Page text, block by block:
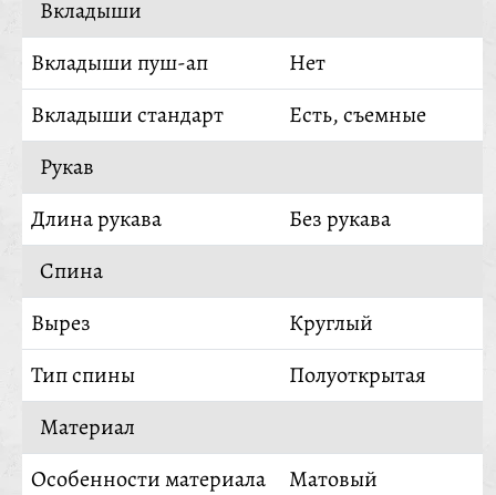
Вкладыши
Вкладыши пуш-ап
Нет
Вкладыши стандарт
Есть, съемные
Рукав
Длина рукава
Без рукава
Спина
Вырез
Круглый
Тип спины
Полуоткрытая
Материал
Особенности материала
Матовый